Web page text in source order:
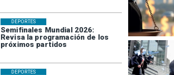
Semifinales Mundial 2026:
Revisa la programación de los
próximos partidos
DEPORTES
DEPORTES